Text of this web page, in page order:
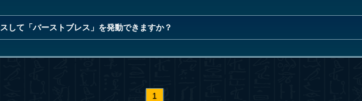
して「バーストブレス」を発動できますか？
1